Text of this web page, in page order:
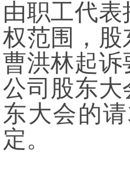
由职工代
权范围，
曹洪林起
公司股东
东大会的
定。